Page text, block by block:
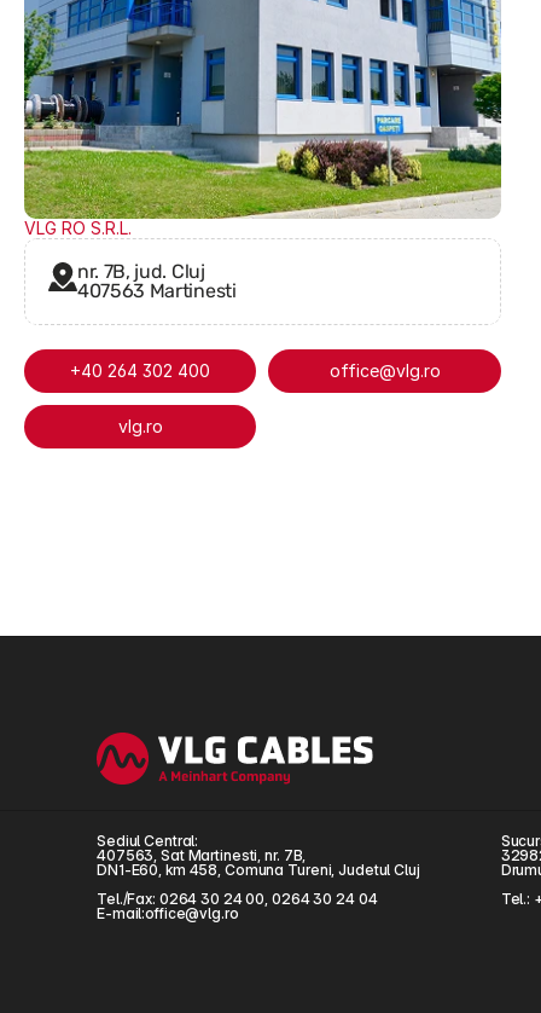
VLG RO S.R.L.
nr. 7B, jud. Cluj
407563 Martinesti
+40 264 302 400 office@vlg.ro
vlg.ro
Sediul Central:
407563, Sat Martinesti, nr. 7B,
DN1-E60, km 458, Comuna Tureni, Judetul Cluj
Tel./Fax: 0264 30 24 00, 0264 30 24 04
E-mail:office@vlg.ro
Tel.: